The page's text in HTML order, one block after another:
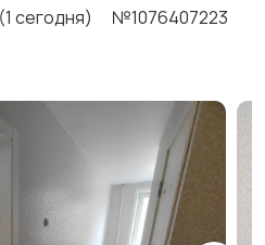
сегодня) №1076407223